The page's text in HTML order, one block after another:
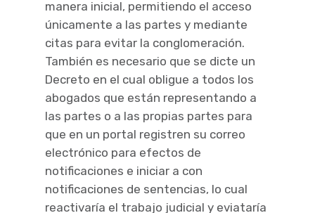
manera inicial, permitiendo el acceso
únicamente a las partes y mediante
citas para evitar la conglomeración.
También es necesario que se dicte un
Decreto en el cual obligue a todos los
abogados que están representando a
las partes o a las propias partes para
que en un portal registren su correo
electrónico para efectos de
notificaciones e iniciar a con
notificaciones de sentencias, lo cual
reactivaría el trabajo judicial y eviataría